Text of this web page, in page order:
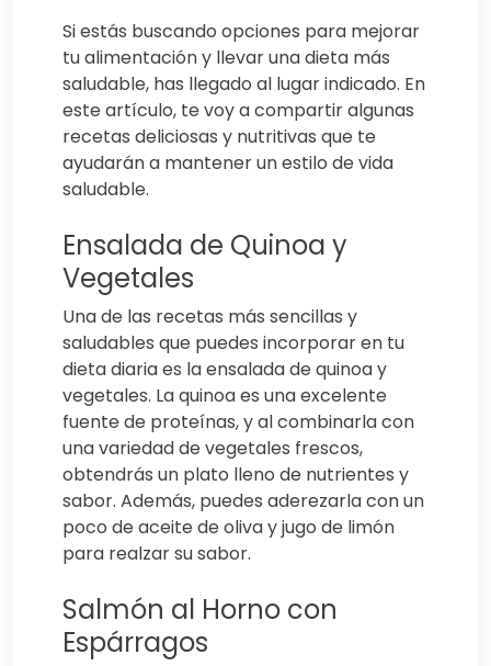
Si estás buscando opciones para mejorar
tu alimentación y llevar una dieta más
saludable, has llegado al lugar indicado. En
este artículo, te voy a compartir algunas
recetas deliciosas y nutritivas que te
ayudarán a mantener un estilo de vida
saludable.
Ensalada de Quinoa y
Vegetales
Una de las recetas más sencillas y
saludables que puedes incorporar en tu
dieta diaria es la ensalada de quinoa y
vegetales. La quinoa es una excelente
fuente de proteínas, y al combinarla con
una variedad de vegetales frescos,
obtendrás un plato lleno de nutrientes y
sabor. Además, puedes aderezarla con un
poco de aceite de oliva y jugo de limón
para realzar su sabor.
Salmón al Horno con
Espárragos